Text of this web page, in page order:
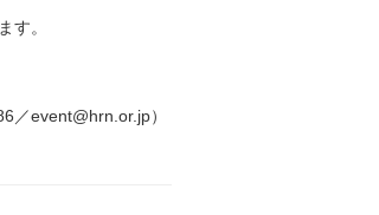
す。
／event@hrn.or.jp）